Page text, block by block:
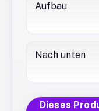
Aufbau
Nach unten
Dieses